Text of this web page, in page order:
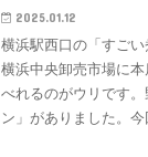
2025.01.12
横浜駅西口の「すご
横浜中央卸売市場に
べれるのがウリです
ン」がありました。